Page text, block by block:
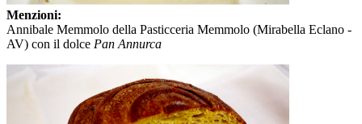
Menzioni:
Annibale Memmolo della Pasticceria Memmolo (Mirabella Eclano -
AV) con il dolce Pan Annurca